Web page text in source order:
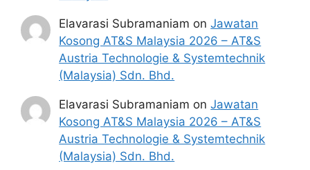
Permohonan jawatan kosong SPA
(Suruhanjaya Perkhidmatan Awam
Malaysia) diatas hendaklah melalui portal
rasmi SPA Malaysia di
Mohon Jawatan SPAyang yang telah
disediakan dibawah. Untuk pemohon kali
pertama, anda perlu mendaftar akaun
baru terlebih dahulu.
Elavarasi Subramaniam onJawatan
Kosong AT&S Malaysia 2026 – AT&S
Austria Technologie & Systemtechnik
(Malaysia) Sdn. Bhd.
Elavarasi Subramaniam onJawatan
Kosong AT&S Malaysia 2026 – AT&S
Austria Technologie & Systemtechnik
(Malaysia) Sdn. Bhd.